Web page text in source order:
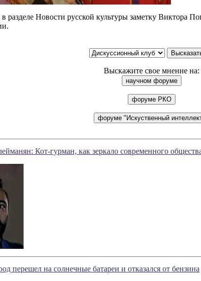
в разделе Новости русской культуры заметку Виктора
Выскажите свое мнение на:
Кот-гурман, как зеркало современного
перешел на солнечные батареи и отказался от бензина